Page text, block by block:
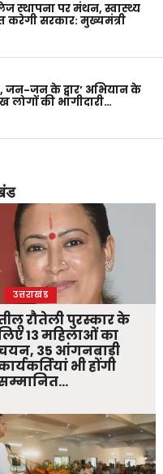
स्थापना पर मंथन, स्वास्थ्य
सरकार: मुख्यमंत्री
जन के द्वार’ अभियान के
लोगों की भागीदारी…
उत्तराखंड
रौतेली पुरस्कार के
13 महिलाओं का
35 आंगनबाड़ी
भी होंगी